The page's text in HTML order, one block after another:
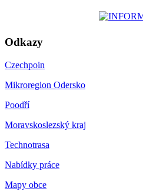
Odkazy
Czechpoin
Mikroregion Odersko
Poodří
Moravskoslezský kraj
Technotrasa
Nabídky práce
Mapy obce